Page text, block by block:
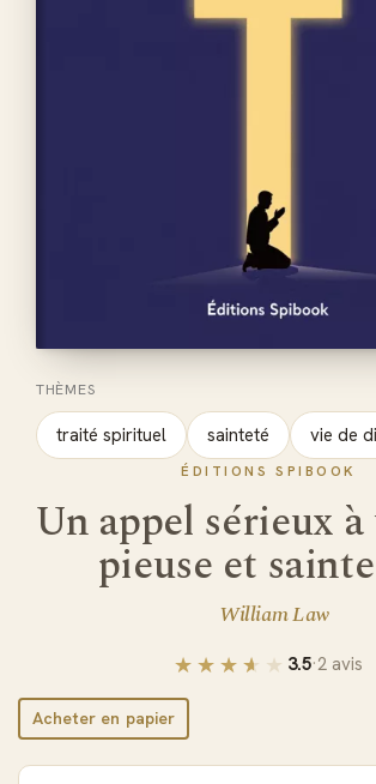
THÈMES
traité spirituel sainteté vie de
ÉDITIONS SPIBOOK
Un appel sérieux
pieuse et sainte
William Law
3.5·2 avis
Acheter en papier